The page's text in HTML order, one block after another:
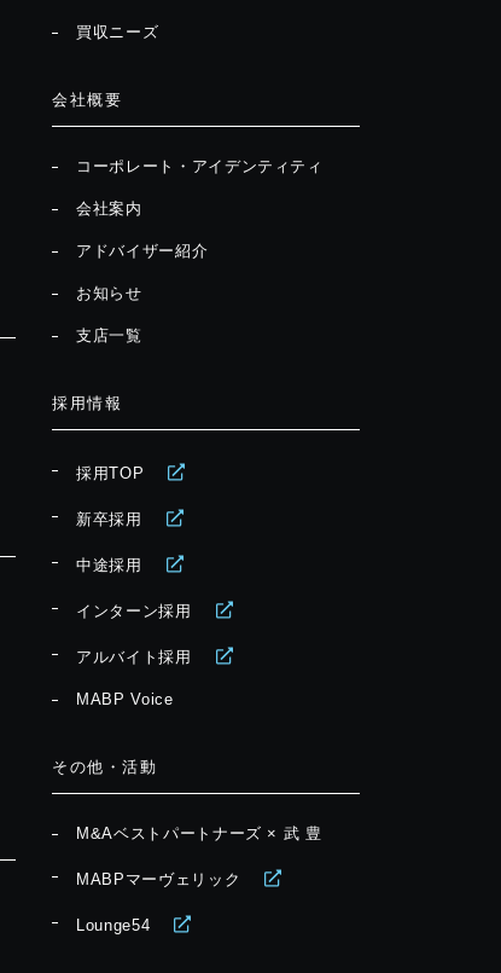
買収ニーズ
会社概要
コーポレート・アイデンティティ
会社案内
アドバイザー紹介
お知らせ
支店一覧
採用情報
採用TOP
新卒採用
中途採用
インターン採用
アルバイト採用
MABP Voice
その他・活動
M&Aベストパートナーズ × 武 豊
MABPマーヴェリック
Lounge54